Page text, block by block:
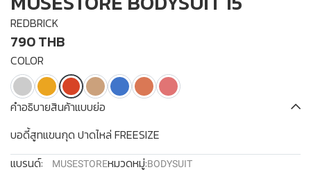
REDBRICK
790 THB
COLOR
คำอธิบายสินค้าแบบย่อ
บอดี้สูทแขนกุด ปาดไหล่ FREESIZE
แบรนด์:
MUSESTOREหมวดหมู่:BODYSUIT